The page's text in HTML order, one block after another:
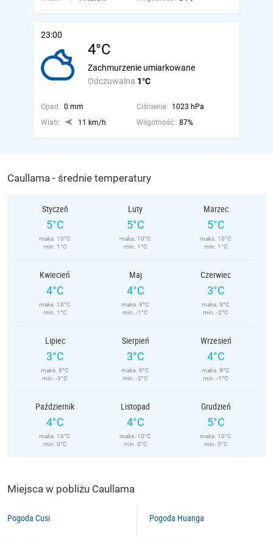
23:00
4°C
Odczuwalna 1°C
Zachmurzenie umiarkowane
Opad: 0 mm Ciśnienie: 1023 hPa
Wiatr:
11 km/h Wilgotność: 87%
Caullama - średnie temperatury
Styczeń
5°C
maks. 10°C
min. 1°C
Luty
5°C
maks. 10°C
min. 1°C
Marzec
5°C
maks. 10°C
min. 1°C
Kwiecień
4°C
maks. 10°C
min. 1°C
Maj
4°C
maks. 9°C
min. -1°C
Czerwiec
3°C
maks. 9°C
min. -2°C
Lipiec
3°C
maks. 9°C
min. -3°C
Sierpień
3°C
maks. 9°C
min. -2°C
Wrzesień
4°C
maks. 9°C
min. -1°C
Październik
4°C
maks. 10°C
min. 0°C
Listopad
4°C
maks. 10°C
min. 0°C
Grudzień
5°C
maks. 10°C
min. 0°C
Miejsca w pobliżu Caullama
Pogoda Cusi Pogoda Huanga